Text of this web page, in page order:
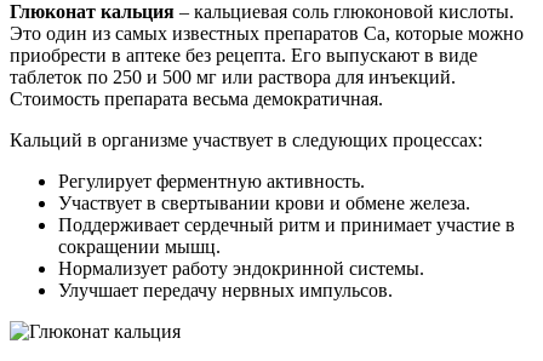
Глюконат кальция – кальциевая соль глюконовой кислоты.
Это один из самых известных препаратов Са, которые можно
приобрести в аптеке без рецепта. Его выпускают в виде
таблеток по 250 и 500 мг или раствора для инъекций.
Стоимость препарата весьма демократичная.
Кальций в организме участвует в следующих процессах:
Регулирует ферментную активность.
Участвует в свертывании крови и обмене железа.
Поддерживает сердечный ритм и принимает участие в
сокращении мышц.
Нормализует работу эндокринной системы.
Улучшает передачу нервных импульсов.